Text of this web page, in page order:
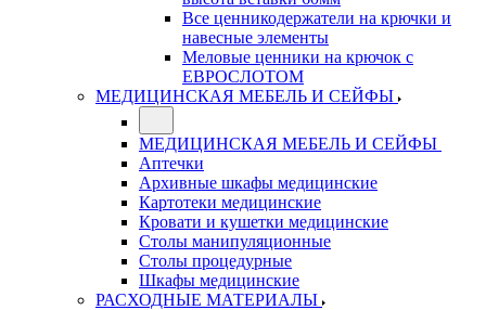
Все ценникодержатели на крючки и
навесные элементы
Меловые ценники на крючок с
ЕВРОСЛОТОМ
МЕДИЦИНСКАЯ МЕБЕЛЬ И СЕЙФЫ
МЕДИЦИНСКАЯ МЕБЕЛЬ И СЕЙФЫ
Аптечки
Архивные шкафы медицинские
Картотеки медицинские
Кровати и кушетки медицинские
Столы манипуляционные
Столы процедурные
Шкафы медицинские
РАСХОДНЫЕ МАТЕРИАЛЫ